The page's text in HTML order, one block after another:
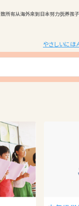
致所有从海外来到日本努力抚养孩
やさしいにほ